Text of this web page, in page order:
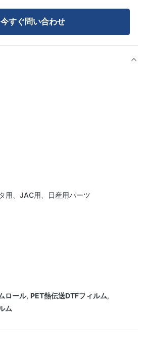
今すぐ問い合わせ
用、JAC用、日産用パーツ
ロール, PET熱伝送DTFフィルム,
ム